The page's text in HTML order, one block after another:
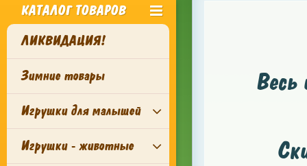
КАТАЛОГ ТОВАРОВ
ЛИКВИДАЦИЯ!
Зимние товары
Игрушки для малышей
Игрушки - животные
Весь